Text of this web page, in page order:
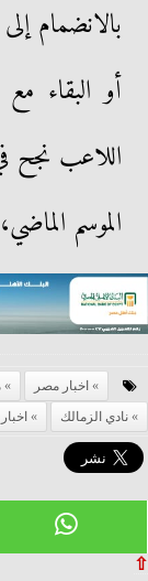
بالانضمام
أو البقاء
الموسم
اخبار مصر
نادي الزمالك
⇧